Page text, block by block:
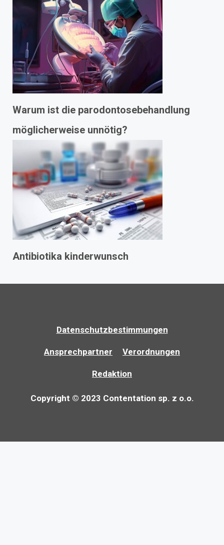
Warum ist die parodontosebehandlung
möglicherweise unnötig?
Antibiotika kinderwunsch
Datenschutzbestimmungen
Ansprechpartner Verordnungen
Redaktion
Copyright © 2023 Contentation sp. z o.o.